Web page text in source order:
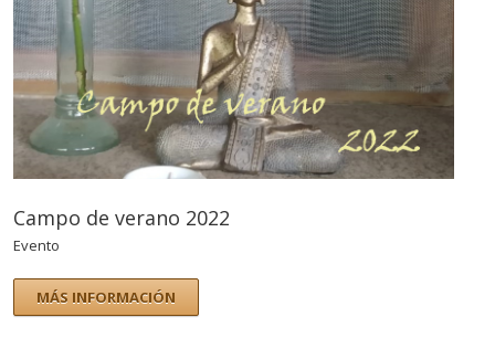
Campo de verano 2022
Evento
MÁS INFORMACIÓN